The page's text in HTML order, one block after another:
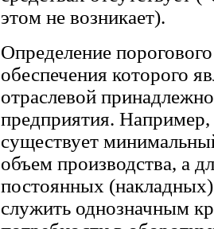
этом не возникает).
Определение
обеспечения которого
отраслевой
предприятия.
существует
объем производства, а
постоянных
служить однозначным